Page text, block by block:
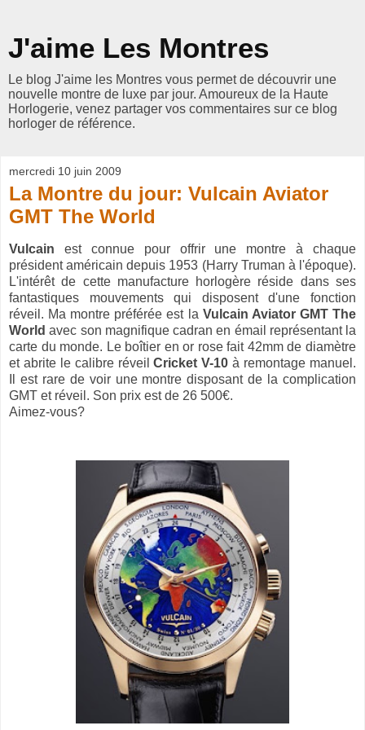
J'aime Les Montres
Le blog J'aime les Montres vous permet de découvrir une
nouvelle montre de luxe par jour. Amoureux de la Haute
Horlogerie, venez partager vos commentaires sur ce blog
horloger de référence.
mercredi 10 juin 2009
La Montre du jour: Vulcain Aviator
GMT The World
Vulcain est connue pour offrir une montre à chaque
président américain depuis 1953 (Harry Truman à l'époque).
L'intérêt de cette manufacture horlogère réside dans ses
fantastiques mouvements qui disposent d'une fonction
réveil. Ma montre préférée est la Vulcain Aviator GMT The
World avec son magnifique cadran en émail représentant la
carte du monde. Le boîtier en or rose fait 42mm de diamètre
et abrite le calibre réveilCricket V-10 à remontage manuel.
Il est rare de voir une montre disposant de la complication
GMT et réveil. Son prix est de 26 500€.
Aimez-vous?